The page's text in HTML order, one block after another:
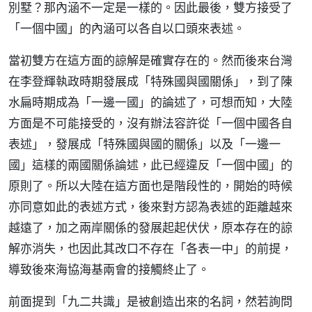
別墅？那內涵不一定是一樣的。因此最後，雙方接受了
「一個中國」的內涵可以各自以口頭來表述。
當初雙方在這方面的諒解是確實存在的。然而後來台灣
在李登輝執政時期發展成「特殊國與國關係」，到了陳
水扁時期成為「一邊一國」的論述了，可想而知，大陸
方面是不可能接受的，沒有辦法容許從「一個中國各自
表述」，發展成「特殊國與國的關係」以及「一邊一
國」這樣的兩國關係論述，此已經違反「一個中國」的
原則了。所以大陸在這方面也是階段性的，開始的時候
亦同意如此的表述方式，後來對方認為表述的距離越來
越遠了，加之兩岸關係的發展起起伏伏，原本存在的諒
解亦消失，也因此其改口不存在「各表一中」的前提，
導致後來海協海基兩會的接觸終止了。
前面提到「九二共識」是被創造出來的名詞，然若詢問